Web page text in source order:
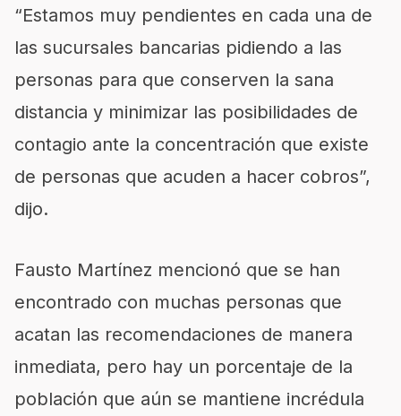
“Estamos muy pendientes en cada una de
las sucursales bancarias pidiendo a las
personas para que conserven la sana
distancia y minimizar las posibilidades de
contagio ante la concentración que existe
de personas que acuden a hacer cobros”,
dijo.
Fausto Martínez mencionó que se han
encontrado con muchas personas que
acatan las recomendaciones de manera
inmediata, pero hay un porcentaje de la
población que aún se mantiene incrédula